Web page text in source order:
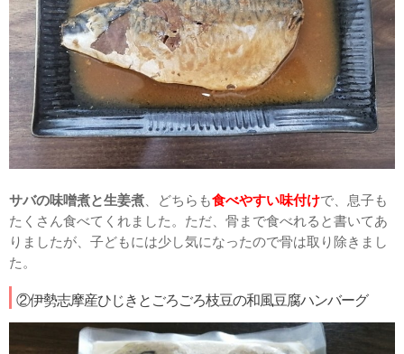
サバの味噌煮と生姜煮 、どちらも食べやすい味付けで、息子も
たくさん食べてくれました。ただ、骨まで食べれると書いてあ
りましたが、子どもには少し気になったので骨は取り除きまし
た。
②伊勢志摩産ひじきとごろごろ枝豆の和風豆腐ハンバーグ